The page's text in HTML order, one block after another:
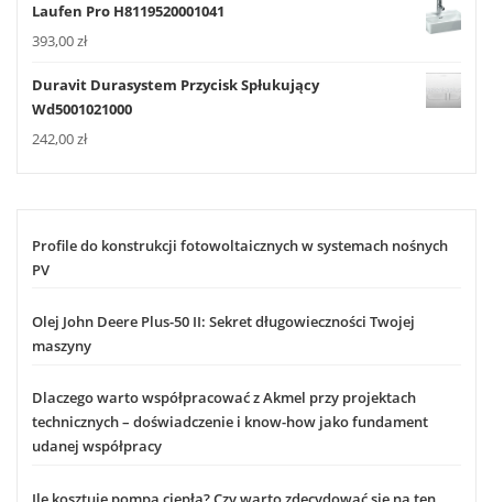
Laufen Pro H8119520001041
393,00zł
Duravit Durasystem Przycisk Spłukujący
Wd5001021000
242,00zł
Profile do konstrukcji fotowoltaicznych w systemach nośnych
PV
Olej John Deere Plus-50 II: Sekret długowieczności Twojej
maszyny
Dlaczego warto współpracować z Akmel przy projektach
technicznych – doświadczenie i know-how jako fundament
udanej współpracy